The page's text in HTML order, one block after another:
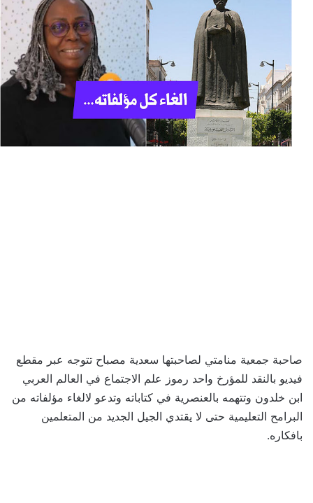
صاحبة جمعية منامتي لصاحبتها سعدية مصباح تتوجه عبر مقطع
فيديو بالنقد للمؤرخ واحد رموز علم الاجتماع في العالم العربي
ابن خلدون وتتهمه بالعنصرية في كتاباته وتدعو لالغاء مؤلفاته من
البرامح التعليمية حتى لا يقتدي الجيل الجديد من المتعلمين
بافكاره.